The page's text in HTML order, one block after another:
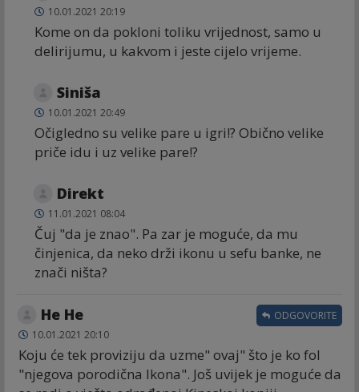
10.01.2021 20:19
Kome on da pokloni toliku vrijednost, samo u
delirijumu, u kakvom i jeste cijelo vrijeme.
Siniša
10.01.2021 20:49
Očigledno su velike pare u igri!? Obično velike
priče idu i uz velike pare!?
Direkt
11.01.2021 08:04
Čuj "da je znao". Pa zar je moguće, da mu
činjenica, da neko drži ikonu u sefu banke, ne
znači ništa?
He He
10.01.2021 20:10
Koju će tek proviziju da uzme" ovaj" što je ko fol
"njegova porodična Ikona". Još uvijek je moguće da
ODGOVORITE